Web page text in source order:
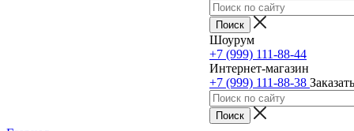
Шоурум
+7 (999) 111-88-44
Интернет-магазин
+7 (999) 111-88-38